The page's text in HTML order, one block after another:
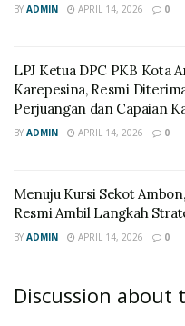
BY ADMIN APRIL 14, 2026 0
LPJ Ketua DPC PKB Kota
Karepesina, Resmi
Perjuangan dan Capaian
BY ADMIN APRIL 14, 2026 0
Menuju Kursi Sekot
Resmi Ambil Langkah
BY ADMIN APRIL 14, 2026 0
Discussion about